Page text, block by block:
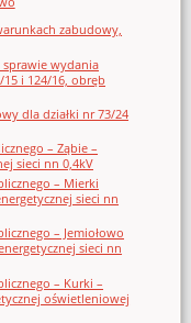
zabudowy,
sprawie wydania
i 124/16, obręb
dla działki nr 73/24
– Ząbie –
sieci nn 0,4kV
– Mierki
sieci nn
– Jemiołowo
sieci nn
– Kurki –
oświetleniowej